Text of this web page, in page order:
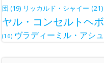
団 (19) リッカルド・シャイー (21)
ヤル・コンセルトヘ
(16) ヴラディーミル・アシ